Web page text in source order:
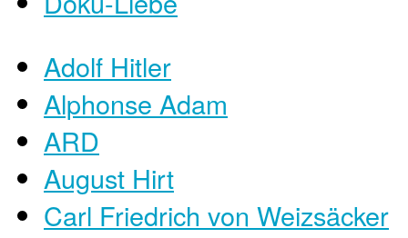
Adolf Hitler
Alphonse Adam
ARD
August Hirt
Carl Friedrich von Weizsäcker